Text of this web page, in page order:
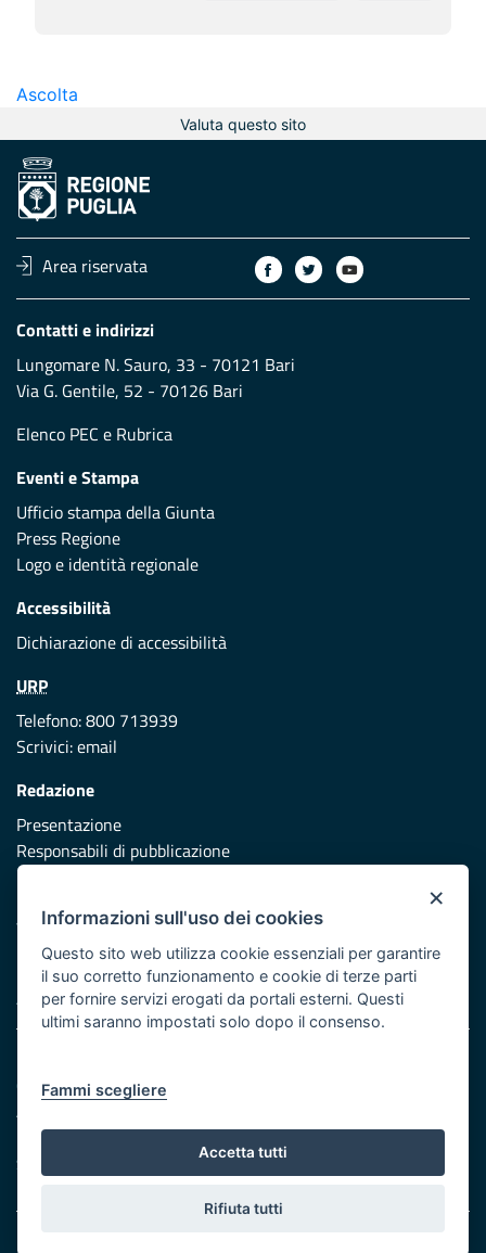
Ascolta
Valuta questo sito
Area riservata
Contatti e indirizzi
Lungomare N. Sauro, 33 - 70121 Bari
Via G. Gentile, 52 - 70126 Bari
Elenco PEC e Rubrica
Eventi e Stampa
Ufficio stampa della Giunta
Press Regione
Logo e identità regionale
Accessibilità
Dichiarazione di accessibilità
URP
Telefono: 800 713939
Scrivici:email
Redazione
Presentazione
Responsabili di pubblicazione
Vai al sito di Protezione Civile Puglia
Iniziativa finanziata con risorse del POR Puglia 2014/2020 -
Asse XI
Cookie e privacy
Atti di notifica
Feed RSS
Servizi Intranet
×
Informazioni sull'uso dei cookies
Questo sito web utilizza cookie essenziali per garantire
il suo corretto funzionamento e cookie di terze parti
per fornire servizi erogati da portali esterni. Questi
ultimi saranno impostati solo dopo il consenso.
Fammi scegliere
Accetta tutti
Rifiuta tutti